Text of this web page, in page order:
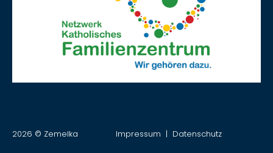
2026 © Zemelka Impressum | Datenschutz